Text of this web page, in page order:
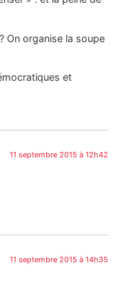
On organise la soupe
et
11 septembre 2015 à 12h42
11 septembre 2015 à 14h35